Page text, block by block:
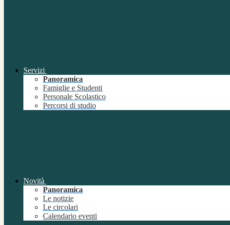
Servizi
Panoramica
Famiglie e Studenti
Personale Scolastico
Percorsi di studio
Novità
Panoramica
Le notizie
Le circolari
Calendario eventi